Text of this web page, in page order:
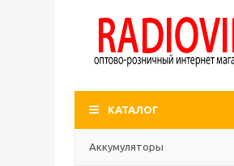
КАТАЛОГ
Аккумуляторы